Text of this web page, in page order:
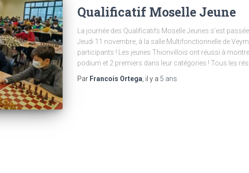
Qualificatif Moselle Jeune
La journée des Qualificatifs Moselle Jeunes s’est
Jeudi 11 novembre, à la salle Multifonctionnelle de
participants ! Les jeunes Thionvillois ont réussi à
podium et 2 premiers dans leur catégories ! Tous les
Par Francois Ortega , il y a 5 ans